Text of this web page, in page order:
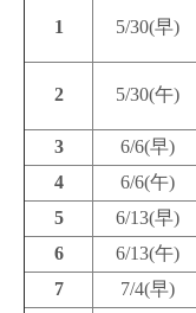
1 5/30(早)
2 5/30(午)
3 6/6(早)
4
6/6(午)
5
6/13(早)
6
6/13(午)
7
7/4(早)